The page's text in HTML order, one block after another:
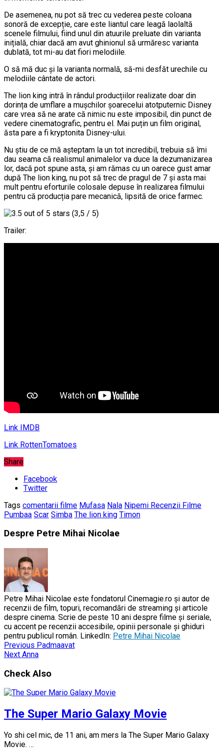
De asemenea, nu pot să trec cu vederea peste coloana
sonoră de excepție, care este liantul care leagă laolaltă
scenele filmului, fiind unul din atuurile preluate din varianta
inițială, chiar dacă am avut ghinionul să urmăresc varianta
dublată, tot mi-au dat fiori melodiile.
O să mă duc și la varianta normală, să-mi desfăt urechile cu
melodiile cântate de actori.
The lion king intră în rândul producțiilor realizate doar din
dorința de umflare a mușchilor șoarecelui atotputernic Disney
care vrea să ne arate că nimic nu este imposibil, din punct de
vedere cinematografic, pentru el. Mai puțin un film original,
ăsta pare a fi kryptonita Disney-ului.
Nu știu de ce mă așteptam la un tot incredibil, trebuia să îmi
dau seama că realismul animalelor va duce la dezumanizarea
lor, dacă pot spune asta, și am rămas cu un oarece gust amar
după The lion king, nu pot să trec de pragul de 7 și asta mai
mult pentru eforturile colosale depuse în realizarea filmului
pentru că producția pare mecanică, lipsită de orice farmec.
(3,5 / 5)
Trailer:
Link IMDB
Link RottenTomatoes
Share
Facebook
Twitter
Tags comentarii filme Mufasa Nala Nipemi Recenzii Filme
Pumbaa Scar Simba The lion king Timon
Despre Petre Mihai Nicolae
Petre Mihai Nicolae este fondatorul Cinemagie.ro și autor de
recenzii de film, topuri, recomandări de streaming și articole
despre cinema. Scrie de peste 10 ani despre filme și seriale,
cu accent pe recenzii accesibile, opinii personale și ghiduri
pentru publicul român. LinkedIn: Petre Mihai Nicolae
Previous Padmaavat
Next Anna
Check Also
The Super Mario Galaxy Movie
Yo shi cel mic, de 11 ani, am mers la The Super Mario Galaxy
Movie. …